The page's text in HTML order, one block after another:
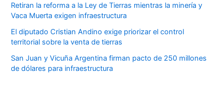
Retiran la reforma a la Ley de Tierras mientras la minería y
Vaca Muerta exigen infraestructura
El diputado Cristian Andino exige priorizar el control
territorial sobre la venta de tierras
San Juan y Vicuña Argentina firman pacto de 250 millones
de dólares para infraestructura